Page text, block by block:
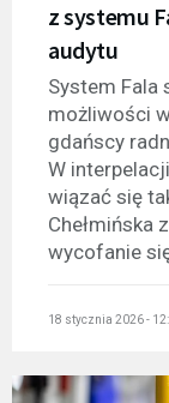
z systemu
audytu
System Fala
możliwości
gdańscy
W
wiązać się
Chełmińska
wycofanie
18 stycznia 2026 -